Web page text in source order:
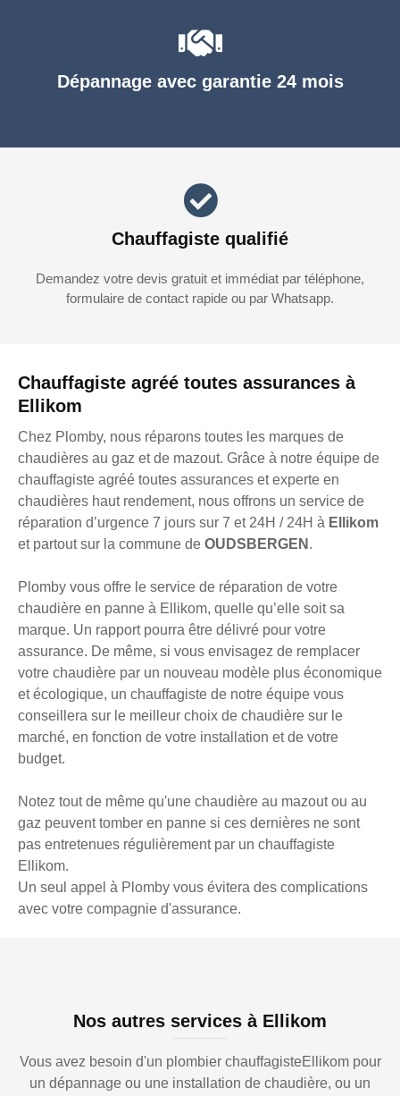
Chauffagiste agréé toutes assurances à
Ellikom
Chez Plomby, nous réparons toutes les marques de
chaudières au gaz et de mazout. Grâce à notre équipe de
chauffagiste agréé toutes assurances et experte en
chaudières haut rendement, nous offrons un service de
réparation d’urgence 7 jours sur 7 et 24H / 24H à Ellikom
et partout sur la commune de OUDSBERGEN .
Plomby vous offre le service de réparation de votre
chaudière en panne à Ellikom, quelle qu’elle soit sa
marque. Un rapport pourra être délivré pour votre
assurance. De même, si vous envisagez de remplacer
votre chaudière par un nouveau modèle plus économique
et écologique, un chauffagiste de notre équipe vous
conseillera sur le meilleur choix de chaudière sur le
marché, en fonction de votre installation et de votre
budget.
Notez tout de même qu'une chaudière au mazout ou au
gaz peuvent tomber en panne si ces dernières ne sont
pas entretenues régulièrement par un chauffagiste
Ellikom.
Un seul appel à Plomby vous évitera des complications
avec votre compagnie d'assurance.
Dépannage avec garantie 24 mois
Chauffagiste qualifié
Demandez votre devis gratuit et immédiat par téléphone,
formulaire de contact rapide ou par Whatsapp.
Nos autres services à Ellikom
Vous avez besoin d'un plombier chauffagisteEllikom pour
un dépannage ou une installation de chaudière, ou un